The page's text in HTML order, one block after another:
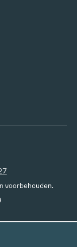
voorbehouden.